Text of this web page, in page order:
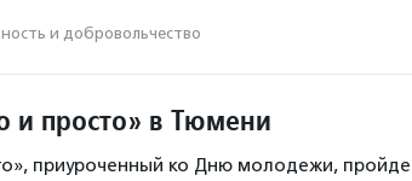
и доброволь­чест­во
и просто» в Тюмени
приуроченный ко Дню молодежи,